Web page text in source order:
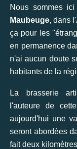
Nous sommes
Maubeuge, dans l'
ça pour les
en permanence
n'ai aucun doute
habitants de la
La brasserie
l'auteure de
aujourd'hui une
seront abordées
fait deux